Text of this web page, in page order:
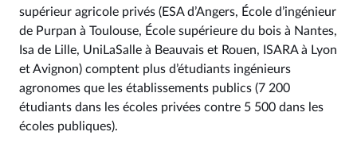
supérieur agricole privés (ESA d’Angers, École d’ingénieur
de Purpan à Toulouse, École supérieure du bois à Nantes,
Isa de Lille, UniLaSalle à Beauvais et Rouen, ISARA à Lyon
et Avignon) comptent plus d’étudiants ingénieurs
agronomes que les établissements publics (7 200
étudiants dans les écoles privées contre 5 500 dans les
écoles publiques).